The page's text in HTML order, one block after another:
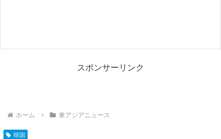
スポンサーリンク
ホーム 東アジアニュース
韓国